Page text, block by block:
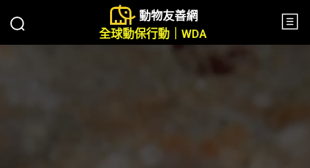
動物友善網
全球動保行動｜WDA